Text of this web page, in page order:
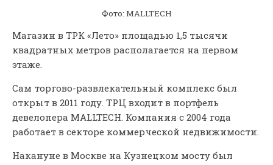
Фото: MALLTECH
Магазин в ТРК «Лето» площадью 1,5 тысячи
квадратных метров располагается на первом
этаже.
Сам торгово-развлекательный комплекс был
открыт в 2011 году. ТРЦ входит в портфель
девелопера MALLTECH. Компания с 2004 года
работает в секторе коммерческой недвижимости.
Накануне в Москве на Кузнецком мосту был